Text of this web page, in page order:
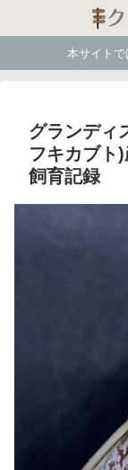
本サイト
グランディ
フキカブト
飼育記録